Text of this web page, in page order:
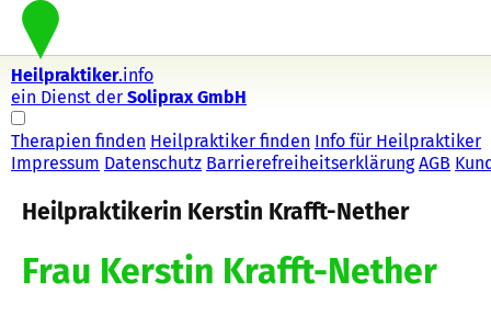
Heilpraktiker.info
ein Dienst der Soliprax GmbH
Therapien finden Heilpraktiker finden Info für Heilpraktiker
Impressum Datenschutz Barrierefreiheitserklärung AGB
Heilpraktikerin Kerstin Krafft-Nether
Frau Kerstin Krafft-Nether